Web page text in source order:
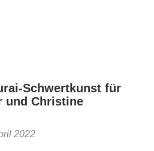
Schwertkunst für
und Christine
2022